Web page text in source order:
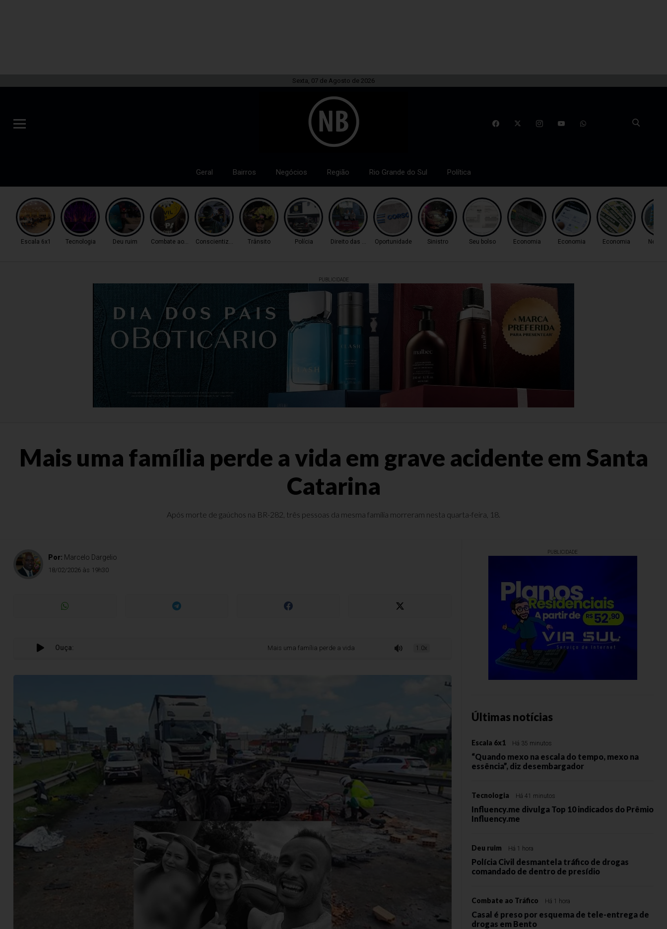
Sexta, 07 de Agosto de 2026
Geral Bairros Negócios Região Rio Grande do Sul Política
Escala 6x1 Tecnologia Deu ruim Combate ao TráficoConscientização Trânsito Polícia Direito das MulheresOportunidade Sinistro Seu bolso Economia Economia Economia
PUBLICIDADE
Mais uma família perde a vida em grave acidente em Santa
Catarina
Após morte de gaúchos na BR-282, três pessoas da mesma família morreram nesta quarta-feira, 18.
Por: Marcelo Dargelio
18/02/2026 às 19h30
Ouça: Mais uma família perde a vida em grave acidente em Santa Catarina
1.0x
PUBLICIDADE
Últimas notícias
Escala 6x1 Há 35 minutos
“Quando mexo na escala do tempo, mexo na
essência”, diz desembargador
Tecnologia Há 41 minutos
Influency.me divulga Top 10 indicados do Prêmio
Influency.me
Deu ruim Há 1 hora
Polícia Civil desmantela tráfico de drogas
comandado de dentro de presídio
Combate ao Tráfico Há 1 hora
Casal é preso por esquema de tele-entrega de
drogas em Bento